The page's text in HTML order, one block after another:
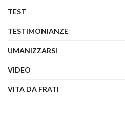
TEST
TESTIMONIANZE
UMANIZZARSI
VIDEO
VITA DA FRATI